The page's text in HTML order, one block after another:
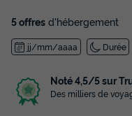
5 offres d'hébergement
jj/mm/aaaa Durée
Noté 4,5/5 sur
Des milliers de